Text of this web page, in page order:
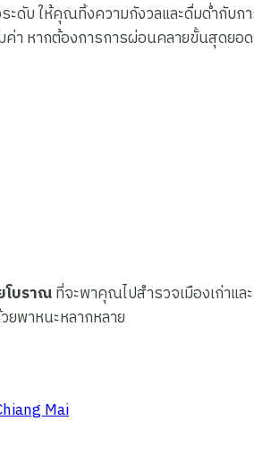
ะดับ ให้คุณทิ้งความกังวลและดื่มด่ำกั
า หากต้องการการผ่อนคลายขั้นสุดยอ
โบราณที่จะพาคุณไปสำรวจเมืองเก่าแ
ยพาหนะหลากหลาย